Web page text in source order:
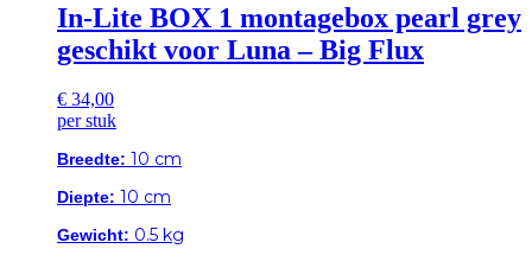
In-Lite BOX 1 montagebox pearl grey
geschikt voor Luna – Big Flux
€ 34,00
per stuk
Breedte: 10 cm
Diepte: 10 cm
Gewicht: 0.5 kg